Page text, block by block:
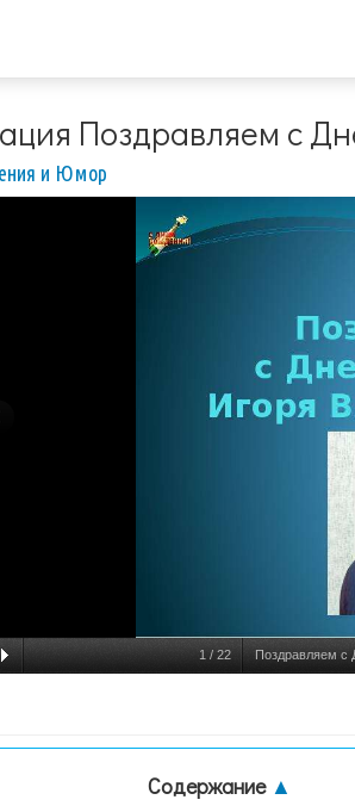
Поздравляем с
и Юмор
1 / 22 Поздравляем с
Содержание ▲